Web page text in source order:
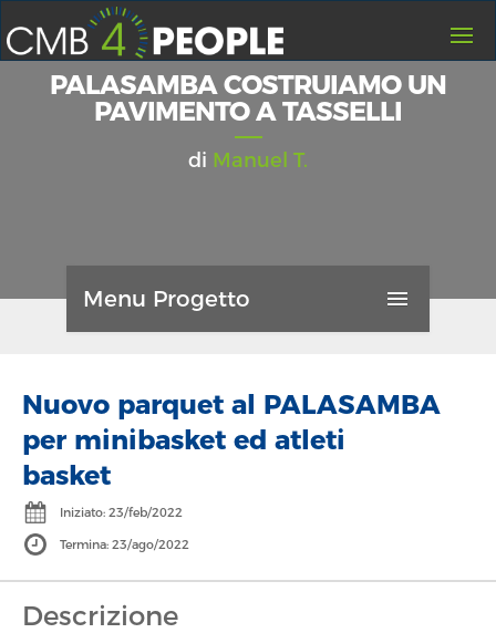
HOME
REGISTRATI
PALASAMBA COSTRUIAMO UN
PAVIMENTO A TASSELLI
di Manuel T.
Menu Progetto
0
AGGIORNAMENTI
LIKES
Nuovo parquet al PALASAMBA
per minibasket ed atleti
basket
Iniziato: 23/feb/2022
Termina: 23/ago/2022
Descrizione